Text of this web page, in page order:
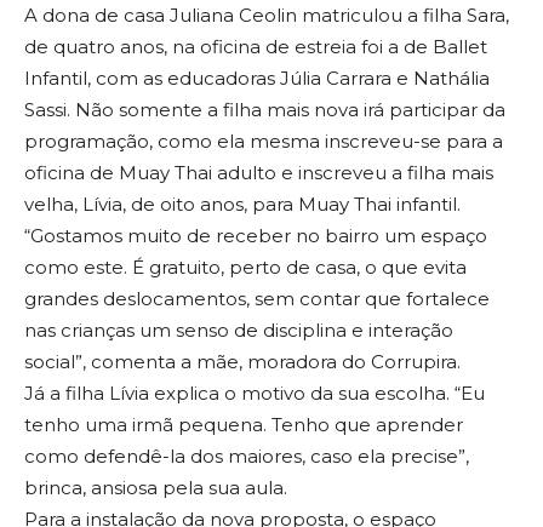
A dona de casa Juliana Ceolin matriculou a filha Sara,
de quatro anos, na oficina de estreia foi a de Ballet
Infantil, com as educadoras Júlia Carrara e Nathália
Sassi. Não somente a filha mais nova irá participar da
programação, como ela mesma inscreveu-se para a
oficina de Muay Thai adulto e inscreveu a filha mais
velha, Lívia, de oito anos, para Muay Thai infantil.
“Gostamos muito de receber no bairro um espaço
como este. É gratuito, perto de casa, o que evita
grandes deslocamentos, sem contar que fortalece
nas crianças um senso de disciplina e interação
social”, comenta a mãe, moradora do Corrupira.
Já a filha Lívia explica o motivo da sua escolha. “Eu
tenho uma irmã pequena. Tenho que aprender
como defendê-la dos maiores, caso ela precise”,
brinca, ansiosa pela sua aula.
Para a instalação da nova proposta, o espaço